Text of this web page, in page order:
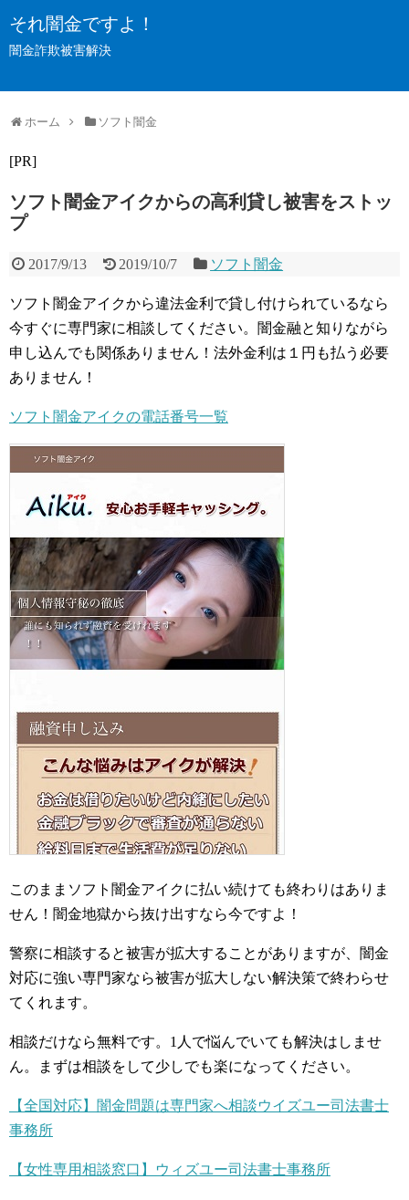
それ闇金ですよ！
闇金詐欺被害解決
ホーム ソフト闇金
[PR]
ソフト闇金アイクからの高利貸し被害をストッ
プ
2017/9/13 2019/10/7 ソフト闇金
ソフト闇金アイクから違法金利で貸し付けられているなら
今すぐに専門家に相談してください。闇金融と知りながら
申し込んでも関係ありません！法外金利は１円も払う必要
ありません！
ソフト闇金アイクの電話番号一覧
このままソフト闇金アイクに払い続けても終わりはありま
せん！闇金地獄から抜け出すなら今ですよ！
警察に相談すると被害が拡大することがありますが、闇金
対応に強い専門家なら被害が拡大しない解決策で終わらせ
てくれます。
相談だけなら無料です。1人で悩んでいても解決はしませ
ん。まずは相談をして少しでも楽になってください。
【全国対応】闇金問題は専門家へ相談ウイズユー司法書士
事務所
【女性専用相談窓口】ウィズユー司法書士事務所